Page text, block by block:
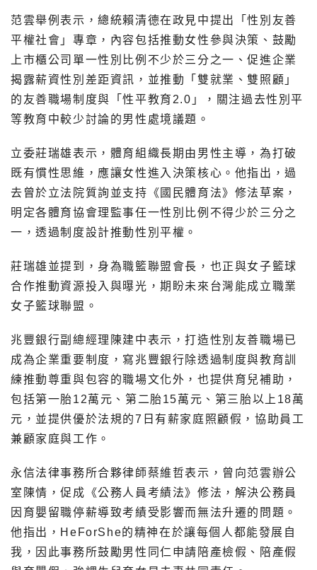
范雲舉例表示，總統賴清德在政見中提出「性別友善
平權社會」專章，內容包括推動女性參與決策、鼓勵
上市櫃公司單一性別比例不少於三分之一、促進企業
揭露薪資性別差距資訊，並推動「雙就業、雙照顧」
的友善職場制度與「性平教育2.0」，關注過去性別平
等教育中較少討論的男性處境議題。
立委莊瑞雄表示，體育組織長期由男性主導，為打破
既有慣性思維，應讓女性進入決策核心。他指出，過
去曾於立法院質詢並支持《國民體育法》修法草案，
明定各體育協會理監事任一性別比例不得少於三分之
一，透過制度設計推動性別平權。
莊瑞雄並提到，身為職籃聯盟會長，也正與女子籃球
合作推動資源投入與曝光，期盼未來台灣能成立職業
女子籃球聯盟。
兆豐銀行副總經理陳建中表示，打造性別友善職場已
成為企業重要制度，寫兆豐銀行除透過制度與教育訓
練推動尊重與包容的職場文化外，也提供育兒補助，
包括第一胎12萬元、第二胎15萬元、第三胎以上18萬
元，並提供優於法規的7日有薪家庭照顧假，協助員工
兼顧家庭與工作。
永信法律事務所合夥律師蔡維哲表示，曾向范雲辦公
室陳情，促成《公務人員考績法》修法，解決公務員
因育嬰留職停薪導致考績受影響而無法升遷的問題。
他指出，HeForShe的精神在於讓每個人都能發展自
我，因此事務所鼓勵男性同仁申請陪產檢假、陪產假